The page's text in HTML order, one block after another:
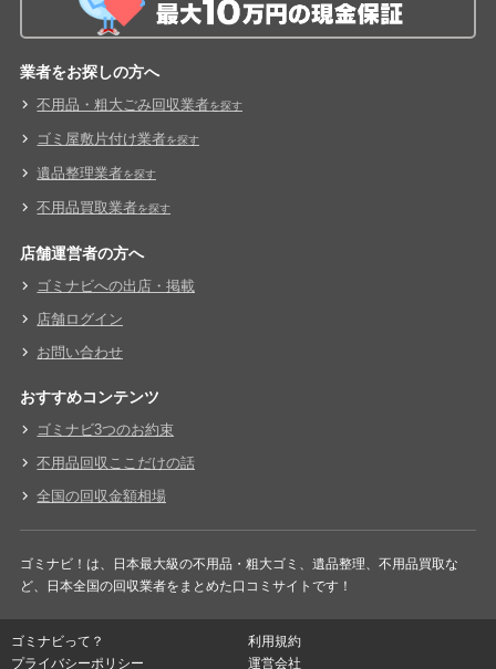
業者をお探しの方へ
不用品・粗大ごみ回収業者を探す
ゴミ屋敷片付け業者を探す
遺品整理業者を探す
不用品買取業者を探す
店舗運営者の方へ
ゴミナビへの出店・掲載
店舗ログイン
お問い合わせ
おすすめコンテンツ
ゴミナビ3つのお約束
不用品回収ここだけの話
全国の回収金額相場
ゴミナビ！は、日本最大級の不用品・粗大ゴミ、遺品整理、不用品買取な
ど、日本全国の回収業者をまとめた口コミサイトです！
ゴミナビって？
利用規約
プライバシーポリシー
運営会社